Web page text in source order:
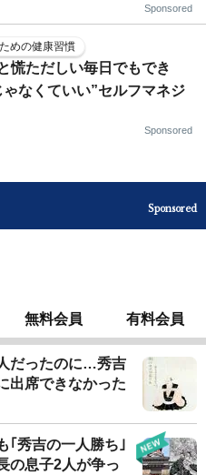
Sponsored
めの健康習慣
慌ただしい毎日でもでき
ゃなくていい”セルフマネジ
Sponsored
Sponsored
無料会員 有料会員
だったのに…秀吉
出席できなかった
｢秀吉の一人勝ち｣
の息子2人が争っ